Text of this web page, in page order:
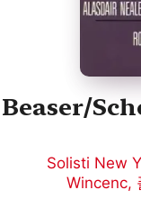
Beaser/
Solisti New
Wincenc,